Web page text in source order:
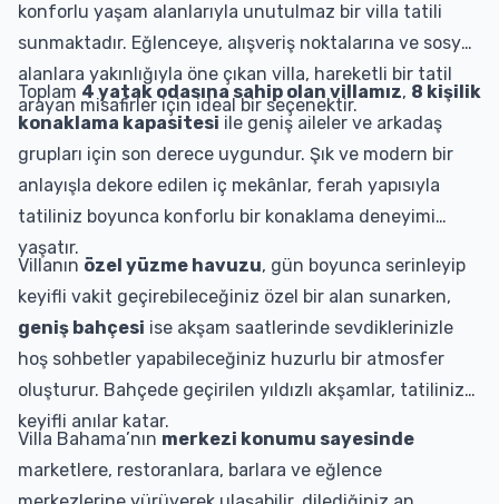
konforlu yaşam alanlarıyla unutulmaz bir villa tatili
sunmaktadır. Eğlenceye, alışveriş noktalarına ve sosyal
alanlara yakınlığıyla öne çıkan villa, hareketli bir tatil
arayan misafirler için ideal bir seçenektir.
Toplam 4 yatak odasına sahip olan villamız, 8 kişilik
konaklama kapasitesi ile geniş aileler ve arkadaş
grupları için son derece uygundur. Şık ve modern bir
anlayışla dekore edilen iç mekânlar, ferah yapısıyla
tatiliniz boyunca konforlu bir konaklama deneyimi
yaşatır.
Villanın özel yüzme havuzu, gün boyunca serinleyip
keyifli vakit geçirebileceğiniz özel bir alan sunarken,
geniş bahçesi ise akşam saatlerinde sevdiklerinizle
hoş sohbetler yapabileceğiniz huzurlu bir atmosfer
oluşturur. Bahçede geçirilen yıldızlı akşamlar, tatilinize
keyifli anılar katar.
Villa Bahama’nın merkezi konumu sayesinde
marketlere, restoranlara, barlara ve eğlence